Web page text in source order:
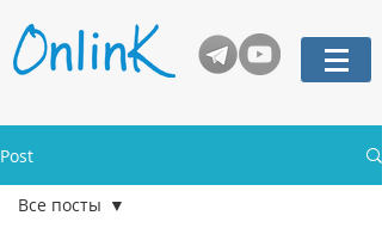
Post
Все посты